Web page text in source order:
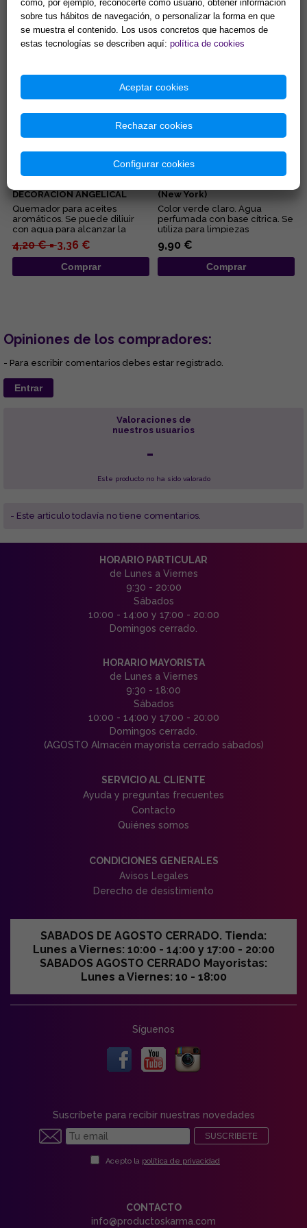
7,98 € =5,59 €
Comprar
7,98 €
LAMPARILLA
DECORACION ANGELICAL
COLOR BLANCO 9x10 cm.
Quemador para aceites
aromáticos. Se puede diliuir
con agua para alcanzar la
intensidad deseada....
4,20 € =3,36 €
Comprar
(New York)
Color verde claro. Agua
perfumada con base cítrica. Se
utiliza para limpiezas
energéticas....
9,90 €
Comprar
Opiniones de los compradores:
- Para escribir comentarios debes estar registrado.
Entrar
Valoraciones de
nuestros usuarios
-
Este producto no ha sido valorado
- Este articulo todavía no tiene comentarios.
HORARIO PARTICULAR
de Lunes a Viernes
9:30 - 20:00
Sábados
10:00 - 14:00 y 17:00 - 20:00
Domingos cerrado.
HORARIO MAYORISTA
de Lunes a Viernes
9:30 - 18:00
Sábados
10:00 - 14:00 y 17:00 - 20:00
Domingos cerrado.
(AGOSTO Almacén mayorista cerrado sábados)
SERVICIO AL CLIENTE
Ayuda y preguntas frecuentes
Contacto
Quiénes somos
CONDICIONES GENERALES
Avisos Legales
Derecho de desistimiento
SABADOS DE AGOSTO CERRADO. Tienda:
Lunes a Viernes: 10:00 - 14:00 y 17:00 - 20:00
SABADOS AGOSTO CERRADO Mayoristas:
Lunes a Viernes: 10 - 18:00
Síguenos
Suscríbete para recibir nuestras novedades
SUSCRIBETE
Acepto la política de privacidad
CONTACTO
info@productoskarma.com
como, por ejemplo, reconocerte como usuario, obtener información
sobre tus hábitos de navegación, o personalizar la forma en que
se muestra el contenido. Los usos concretos que hacemos de
estas tecnologías se describen aquí: política de cookies
Aceptar cookies
Rechazar cookies
Configurar cookies